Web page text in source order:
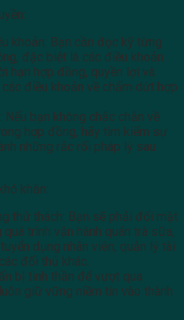
khoản: Bạn cần đọc kỹ từng
đặc biệt là các điều khoản
hạn hợp đồng, quyền lợi và
điều khoản về chấm dứt hợp
bạn không chắc chắn về
hợp đồng, hãy tìm kiếm sự
những rắc rối pháp lý sau
khăn:
thử thách: Bạn sẽ phải đối mặt
trình vận hành quán trà sữa,
dụng nhân viên, quản lý tài
đối thủ khác.
bị tinh thần để vượt qua
giữ vững niềm tin vào thành